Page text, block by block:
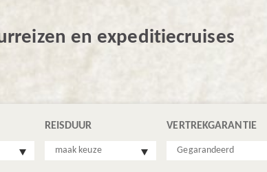
en expeditiecruises
REISDUUR
maak keuze
VERTREKGARANTIE
Gegarandeerd